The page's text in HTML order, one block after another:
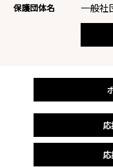
保護団体名 一般社